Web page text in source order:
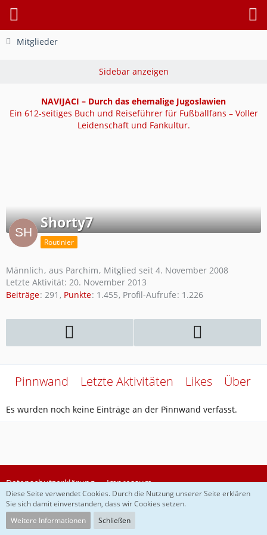
Mitglieder
NAVIJACI – Durch das ehemalige Jugoslawien
Ein 612-seitiges Buch und Reiseführer für Fußballfans – Voller
Leidenschaft und Fankultur.
Shorty7
Routinier
Männlich aus Parchim Mitglied seit 4. November 2008
Letzte Aktivität: 20. November 2013
Beiträge 291 Punkte 1.455 Profil-Aufrufe 1.226
Pinnwand Letzte Aktivitäten Likes Über
Es wurden noch keine Einträge an der Pinnwand verfasst.
Datenschutzerklärung Impressum
Community-Software:
Diese Seite verwendet Cookies. Durch die Nutzung unserer Seite erklären
Sie sich damit einverstanden, dass wir Cookies setzen.
Weitere Informationen
Schließen